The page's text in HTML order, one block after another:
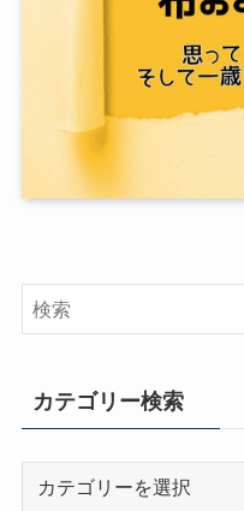
カテゴリー検索